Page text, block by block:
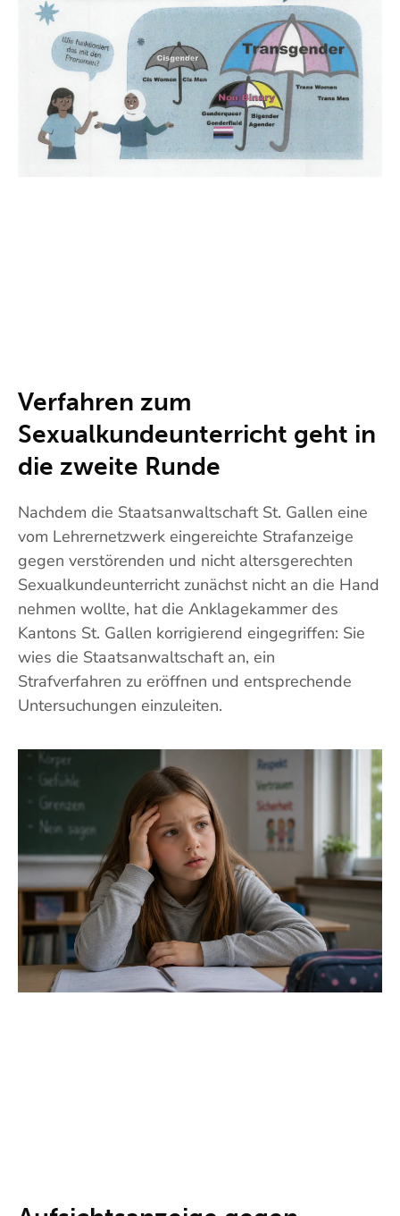
Verfahren zum
Sexualkundeunterricht geht in
die zweite Runde
Nachdem die Staatsanwaltschaft St. Gallen eine
vom Lehrernetzwerk eingereichte Strafanzeige
gegen verstörenden und nicht altersgerechten
Sexualkundeunterricht zunächst nicht an die Hand
nehmen wollte, hat die Anklagekammer des
Kantons St. Gallen korrigierend eingegriffen: Sie
wies die Staatsanwaltschaft an, ein
Strafverfahren zu eröffnen und entsprechende
Untersuchungen einzuleiten.